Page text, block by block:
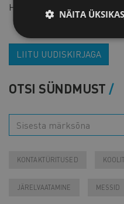
Hinnas sisalduvad
LIITU UUDISKIRJAGA
OTSI SÜNDMUST
KONTAKTÜRITUSED
JÄRELVAATAMINE MESSID
NÄITA